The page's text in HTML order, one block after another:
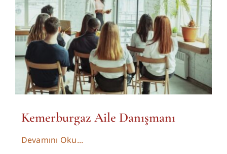
Kemerburgaz Aile Danışmanı
Devamını Oku...